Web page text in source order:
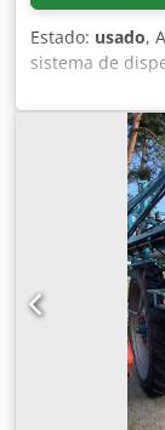
Estado: usado,
sistema de
indicador
ZA-V,
montaje para
acoplamiento
iluminación